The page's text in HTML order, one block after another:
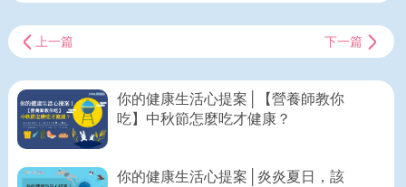
上一篇 下一篇
你的健康生活心提案│【營養師教你
吃】中秋節怎麼吃才健康？
你的健康生活心提案│炎炎夏日，該